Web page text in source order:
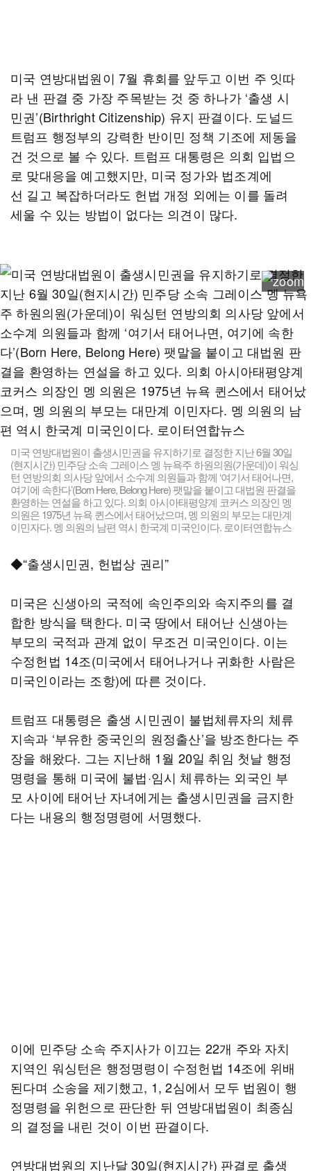
미국 연방대법원이 7월 휴회를 앞두고 이번 주 잇따
라 낸 판결 중 가장 주목받는 것 중 하나가 ‘출생 시
민권’(Birthright Citizenship) 유지 판결이다. 도널드
트럼프 행정부의 강력한 반이민 정책 기조에 제동을
건 것으로 볼 수 있다. 트럼프 대통령은 의회 입법으
로 맞대응을 예고했지만, 미국 정가와 법조계에
선 길고 복잡하더라도 헌법 개정 외에는 이를 돌려
세울 수 있는 방법이 없다는 의견이 많다.
미국 연방대법원이 출생시민권을 유지하기로 결정한 지난 6월 30일
(현지시간) 민주당 소속 그레이스 멩 뉴욕주 하원의원(가운데)이 워싱
턴 연방의회 의사당 앞에서 소수계 의원들과 함께 ‘여기서 태어나면,
여기에 속한다’(Born Here, Belong Here) 팻말을 붙이고 대법원 판결을
환영하는 연설을 하고 있다. 의회 아시아태평양계 코커스 의장인 멩
의원은 1975년 뉴욕 퀸스에서 태어났으며, 멩 의원의 부모는 대만계
이민자다. 멩 의원의 남편 역시 한국계 미국인이다. 로이터연합뉴스
◆“출생시민권, 헌법상 권리”
미국은 신생아의 국적에 속인주의와 속지주의를 결
합한 방식을 택한다. 미국 땅에서 태어난 신생아는
부모의 국적과 관계 없이 무조건 미국인이다. 이는
수정헌법 14조(미국에서 태어나거나 귀화한 사람은
미국인이라는 조항)에 따른 것이다.
트럼프 대통령은 출생 시민권이 불법체류자의 체류
지속과 ‘부유한 중국인의 원정출산’을 방조한다는 주
장을 해왔다. 그는 지난해 1월 20일 취임 첫날 행정
명령을 통해 미국에 불법·임시 체류하는 외국인 부
모 사이에 태어난 자녀에게는 출생시민권을 금지한
다는 내용의 행정명령에 서명했다.
이에 민주당 소속 주지사가 이끄는 22개 주와 자치
지역인 워싱턴은 행정명령이 수정헌법 14조에 위배
된다며 소송을 제기했고, 1, 2심에서 모두 법원이 행
정명령을 위헌으로 판단한 뒤 연방대법원이 최종심
의 결정을 내린 것이 이번 판결이다.
연방대법원의 지난달 30일(현지시간) 판결로 출생